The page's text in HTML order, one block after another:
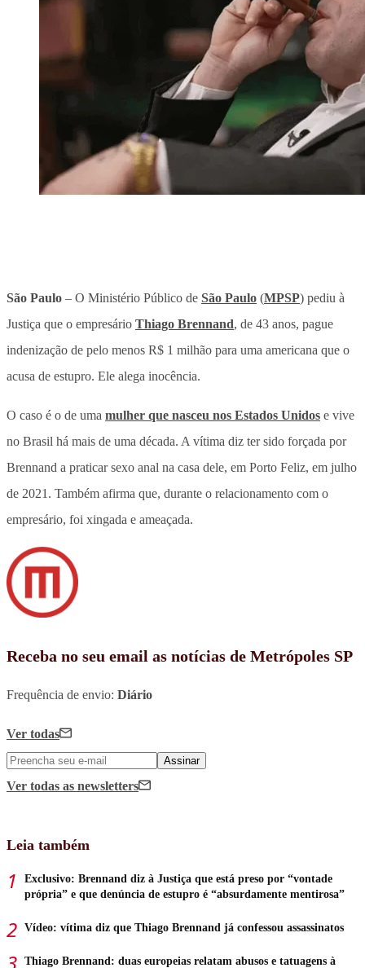
São Paulo – O Ministério Público de São Paulo (MPSP) pediu à
Justiça que o empresário Thiago Brennand, de 43 anos, pague
indenização de pelo menos R$ 1 milhão para uma americana que o
acusa de estupro. Ele alega inocência.
O caso é o de uma mulher que nasceu nos Estados Unidos e vive
no Brasil há mais de uma década. A vítima diz ter sido forçada por
Brennand a praticar sexo anal na casa dele, em Porto Feliz, em julho
de 2021. Também afirma que, durante o relacionamento com o
empresário, foi xingada e ameaçada.
Receba no seu email as notícias de Metrópoles SP
Frequência de envio: Diário
Ver todas
Assinar
Ver todas as newsletters
Leia também
Exclusivo: Brennand diz à Justiça que está preso por “vontade
própria” e que denúncia de estupro é “absurdamente mentirosa”
Vídeo: vítima diz que Thiago Brennand já confessou assassinatos
Thiago Brennand: duas europeias relatam abusos e tatuagens à